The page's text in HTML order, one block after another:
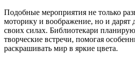
Подобные мероприятия не только
моторику и воображение, но и дарят
своих силах. Библиотекари
творческие встречи, помогая
раскрашивать мир в яркие цвета.